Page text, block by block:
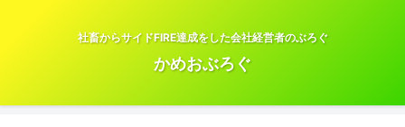
社畜からサイドFIRE達成をした会社経営者のぶろぐ
かめおぶろぐ